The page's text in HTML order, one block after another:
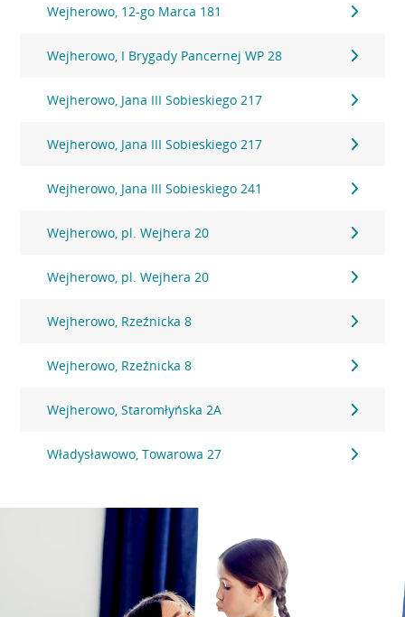
Wejherowo, 12-go Marca 181
Wejherowo, I Brygady Pancernej WP 28
Wejherowo, Jana III Sobieskiego 217
Wejherowo, Jana III Sobieskiego 217
Wejherowo, Jana III Sobieskiego 241
Wejherowo, pl. Wejhera 20
Wejherowo, pl. Wejhera 20
Wejherowo, Rzeźnicka 8
Wejherowo, Rzeźnicka 8
Wejherowo, Staromłyńska 2A
Władysławowo, Towarowa 27